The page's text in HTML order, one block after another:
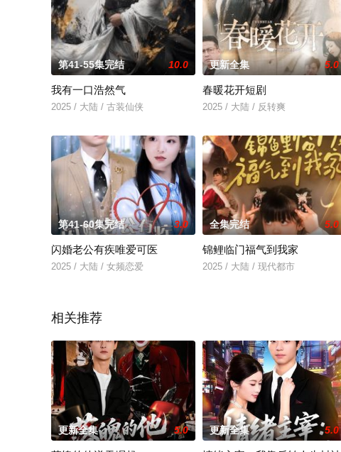
第41-55集完结 10.0
我有一口浩然气
2025 / 大陆 / 古装仙侠
更新全集 5.0
春暖花开短剧
2025 / 大陆 / 反转爽
第41-60集完结 3.0
闪婚老公有疾唯爱可医
2025 / 大陆 / 女频恋爱
全集完结 5.0
锦鲤临门福气到我家
2025 / 大陆 / 现代都市
相关推荐
更新全集 5.0 更新全集 5.0